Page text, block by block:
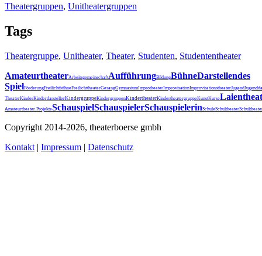
Theatergruppen, Unitheatergruppen
Tags
Theatergruppe, Unitheater, Theater, Studenten, Studententheater
AmateurtheaterArbeitsgemeinschaftAufführungBildungBühneDarstellendes
SpielFörderungFreilichtbühneFreilichttheaterGesangGymnasiumImprotheaterImprovisationImprovisationstheaterJugend
TheaterKinderKinderdarstellerKindergruppeKindergruppenKindertheaterKindertheatergruppeKunstKurse
Amateurtheater. ProjekteSchauspielSchauspielerSchauspielerinSchuleSchultheater
Copyright 2014-2026, theaterboerse gmbh
Kontakt | Impressum | Datenschutz